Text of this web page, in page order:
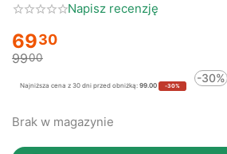
Napisz recenzję
6930
9900
Najniższa cena z 30 dni przed obniżką: 99.00 -30%
-30%
Brak w magazynie